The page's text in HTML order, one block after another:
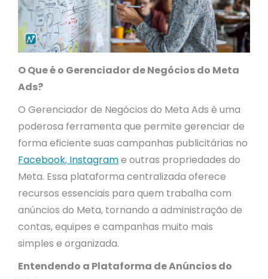
O Que é o Gerenciador de Negócios do Meta
Ads?
O Gerenciador de Negócios do Meta Ads é uma
poderosa ferramenta que permite gerenciar de
forma eficiente suas campanhas publicitárias no
Facebook, Instagrame outras propriedades do
Meta. Essa plataforma centralizada oferece
recursos essenciais para quem trabalha com
anúncios do Meta, tornando a administração de
contas, equipes e campanhas muito mais
simples e organizada.
Entendendo a Plataforma de Anúncios do